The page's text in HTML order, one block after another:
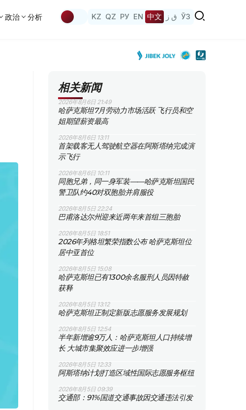
政治 分析 KZ QZ РУ EN 中文 ق ز ЎЗ
相关新闻
2026年8月6日 21:49
哈萨克斯坦7月劳动力市场活跃 飞行员和空
姐期望薪资最高
2026年8月6日 13:11
首架载客无人驾驶航空器在阿斯塔纳完成演
示飞行
2026年8月6日 10:11
同胞兄弟，同一身军装——哈萨克斯坦国民
警卫队约40对双胞胎并肩服役
2026年8月5日 22:24
巴甫洛达尔州迎来近两年来首组三胞胎
2026年8月5日 18:51
2026年列格坦繁荣指数公布 哈萨克斯坦位
居中亚首位
2026年8月5日 15:08
哈萨克斯坦已有1300余名服刑人员因特赦
获释
2026年8月5日 13:12
哈萨克斯坦正制定新版志愿服务发展规划
2026年8月5日 12:54
半年新增逾9万人：哈萨克斯坦人口持续增
长 大城市集聚效应进一步增强
2026年8月5日 12:33
阿斯塔纳计划打造区域性国际志愿服务枢纽
2026年8月5日 09:39
交通部：91%国道交通事故因交通违法引发